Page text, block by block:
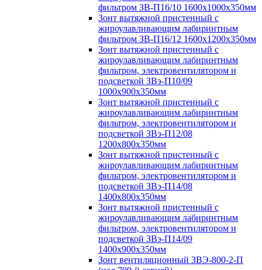
фильтром ЗВ-П16/10 1600х1000х350мм
Зонт вытяжной пристенный с
жироулавливающим лабиринтным
фильтром ЗВ-П16/12 1600х1200х350мм
Зонт вытяжной пристенный с
жироулавливающим лабиринтным
фильтром, электровентилятором и
подсветкой ЗВэ-П10/09
1000х900х350мм
Зонт вытяжной пристенный с
жироулавливающим лабиринтным
фильтром, электровентилятором и
подсветкой ЗВэ-П12/08
1200х800х350мм
Зонт вытяжной пристенный с
жироулавливающим лабиринтным
фильтром, электровентилятором и
подсветкой ЗВэ-П14/08
1400х800х350мм
Зонт вытяжной пристенный с
жироулавливающим лабиринтным
фильтром, электровентилятором и
подсветкой ЗВэ-П14/09
1400х900х350мм
Зонт вентиляционный ЗВЭ-800-2-П